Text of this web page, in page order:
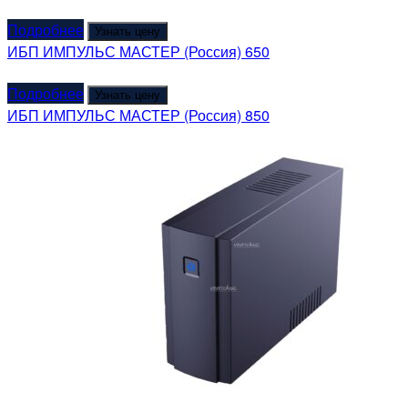
Подробнее
Узнать цену
ИБП ИМПУЛЬС МАСТЕР (Россия) 650
Подробнее
Узнать цену
ИБП ИМПУЛЬС МАСТЕР (Россия) 850